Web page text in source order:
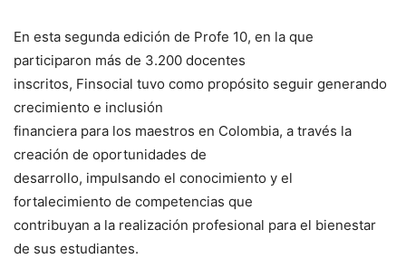
En esta segunda edición de Profe 10, en la que
participaron más de 3.200 docentes
inscritos, Finsocial tuvo como propósito seguir generando
crecimiento e inclusión
financiera para los maestros en Colombia, a través la
creación de oportunidades de
desarrollo, impulsando el conocimiento y el
fortalecimiento de competencias que
contribuyan a la realización profesional para el bienestar
de sus estudiantes.